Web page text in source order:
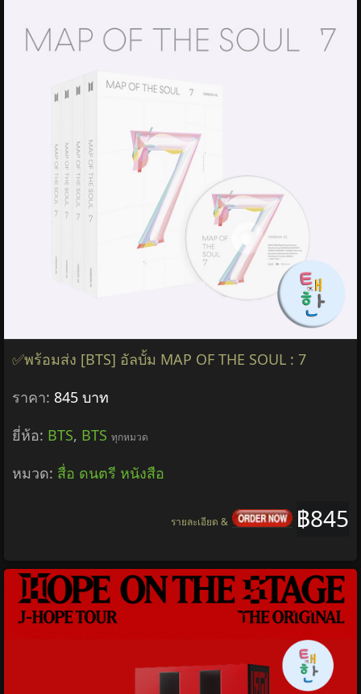
✅พร้อมส่ง [BTS] อัลบั้ม MAP OF THE SOUL : 7
ราคา: 845 บาท
ยี่ห้อ: BTS, BTS ทุกหมวด
หมวด: สื่อ ดนตรี หนังสือ
฿845
รายละเอียด &